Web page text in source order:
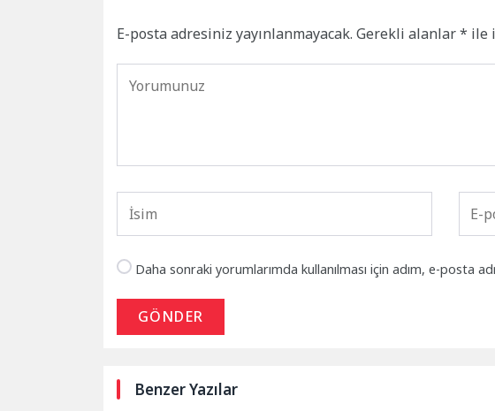
E-posta adresiniz yayınlanmayacak. Gerekli alanlar* ile
Daha sonraki yorumlarımda kullanılması için adım, e-posta
GÖNDER
Benzer Yazılar